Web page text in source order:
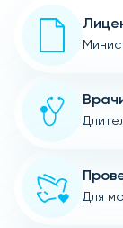
Для